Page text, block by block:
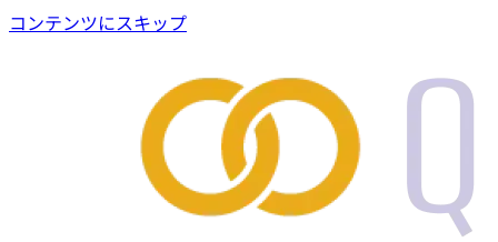
コンテンツにスキップ